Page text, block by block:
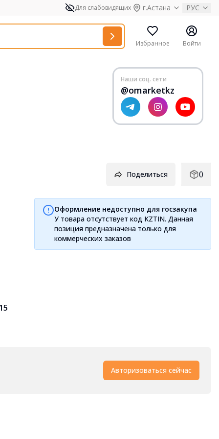
Для слабовидящих г.Астана РУС
Избранное Войти
Наши соц. сети
@omarketkz
Поделиться 0
Оформление недоступно для госзакупа
У товара отсутствует код KZTIN. Данная
позиция предназначена только для
коммерческих заказов
Авторизоваться сейчас